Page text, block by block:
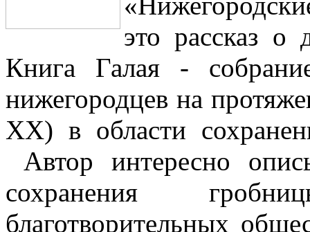
это рассказ о
Книга Галая -
нижегородцев на
XX) в области
Автор интересно
сохранения
благотворительных